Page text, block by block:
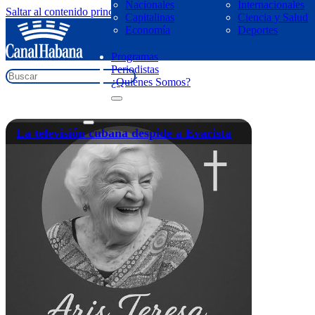
Saltar al contenido principal Saltar al pie de página
Nacionales Internacionales
Capitalinas
Ciencia y Salud
Economía
Deportes
Programas
Periodistas
¿Quiénes Somos?
regresar
mujeres en la televisión
La televisión cubana despide a Evarista